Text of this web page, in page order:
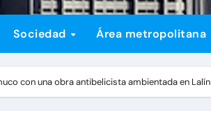
Sociedad Área metropolitana
con una obra antibelicista ambientada en Lalín